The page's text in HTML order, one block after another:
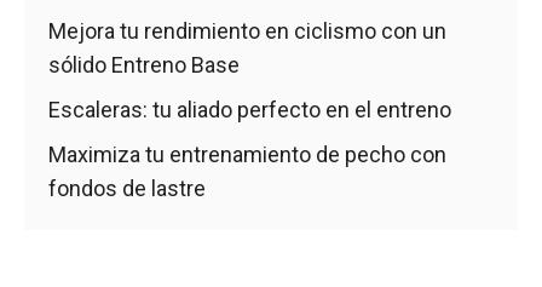
Mejora tu rendimiento en ciclismo con un
sólido Entreno Base
Escaleras: tu aliado perfecto en el entreno
Maximiza tu entrenamiento de pecho con
fondos de lastre